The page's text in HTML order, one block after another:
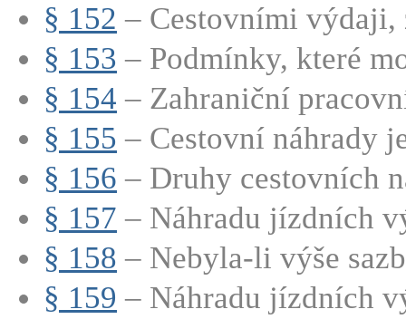
§ 152 – Cestovními výdaji,
§ 153 – Podmínky, které
§ 154 – Zahraniční
§ 155 – Cestovní náhrady
§ 156 – Druhy cestovních
§ 157 – Náhradu jízdních
§ 158 – Nebyla-li výše
§ 159 – Náhradu jízdních